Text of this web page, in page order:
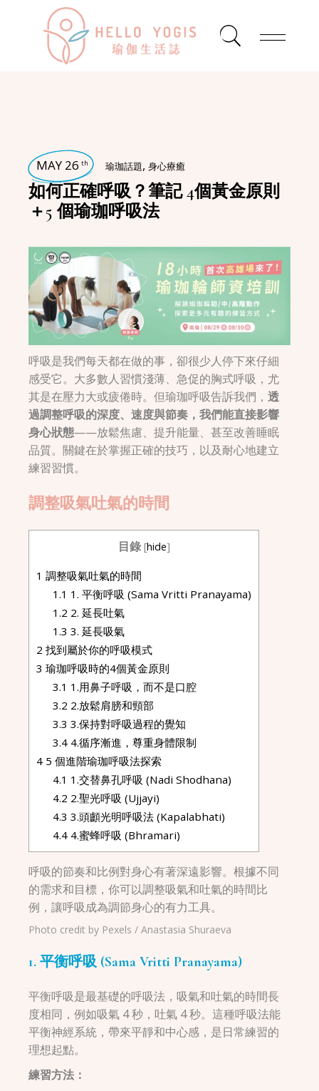
MAY 26 th 瑜珈話題,身心療癒
如何正確呼吸？筆記 4個黃金原則
＋5 個瑜珈呼吸法
呼吸是我們每天都在做的事，卻很少人停下來仔細
感受它。大多數人習慣淺薄、急促的胸式呼吸，尤
其是在壓力大或疲倦時。但瑜珈呼吸告訴我們，透
過調整呼吸的深度、速度與節奏，我們能直接影響
身心狀態——放鬆焦慮、提升能量、甚至改善睡眠
品質。關鍵在於掌握正確的技巧，以及耐心地建立
練習習慣。
調整吸氣吐氣的時間
目錄 [hide]
1 調整吸氣吐氣的時間
1.1 1. 平衡呼吸 (Sama Vritti Pranayama)
1.2 2. 延長吐氣
1.3 3. 延長吸氣
2 找到屬於你的呼吸模式
3 瑜珈呼吸時的4個黃金原則
3.1 1.用鼻子呼吸，而不是口腔
3.2 2.放鬆肩膀和頸部
3.3 3.保持對呼吸過程的覺知
3.4 4.循序漸進，尊重身體限制
4 5 個進階瑜珈呼吸法探索
4.1 1.交替鼻孔呼吸 (Nadi Shodhana)
4.2 2.聖光呼吸 (Ujjayi)
4.3 3.頭顱光明呼吸法 (Kapalabhati)
4.4 4.蜜蜂呼吸 (Bhramari)
呼吸的節奏和比例對身心有著深遠影響。根據不同
的需求和目標，你可以調整吸氣和吐氣的時間比
例，讓呼吸成為調節身心的有力工具。
Photo credit by Pexels / Anastasia Shuraeva
1. 平衡呼吸 (Sama Vritti Pranayama)
平衡呼吸是最基礎的呼吸法，吸氣和吐氣的時間長
度相同，例如吸氣 4 秒，吐氣 4 秒。這種呼吸法能
平衡神經系統，帶來平靜和中心感，是日常練習的
理想起點。
練習方法：